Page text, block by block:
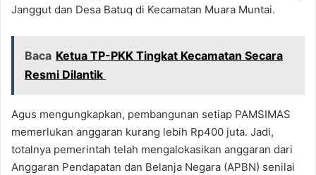
Janggut dan Desa Batuq di Kecamatan Muara Muntai.
Baca Ketua TP-PKK Tingkat Kecamatan Secara
Resmi Dilantik
Agus mengungkapkan, pembangunan setiap PAMSIMAS
memerlukan anggaran kurang lebih Rp400 juta. Jadi,
totalnya pemerintah telah mengalokasikan anggaran dari
Anggaran Pendapatan dan Belanja Negara (APBN) senilai